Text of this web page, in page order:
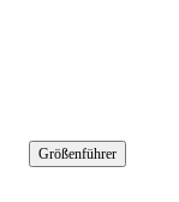
Größenführer